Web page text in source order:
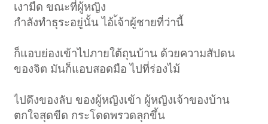
เงามืด ขณะที่ผู้หญิง
กำลังทำธุระอยู่นั้น ไอ้เ้จ้าผู้ชายที่ว่านี้
ก็แอบย่องเข้าไปภายใต้ถุนบ้าน ด้วยความสัปดน
ของจิต มันก็แอบสอดมือ ไปที่ร่องไม้
ไปดึงของลับ ของผู้หญิงเข้า ผู้หญิงเจ้าของบ้าน
ตกใจสุดขีด กระโดดพรวดลุกขึ้น